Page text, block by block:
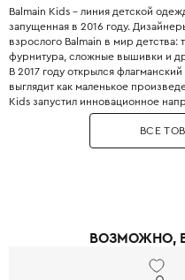
Balmain Kids – линия детской
запущенная в 2016 году.
взрослого Balmain в мир
фурнитура, сложные вышивки и
В 2017 году открылся
выглядит как маленькое
Kids запустил инновационное
ранних лет прикасаться к миру
фактурные ткани, линии кроя –
повседневности.
ВСЕ
ВОЗМОЖНО,